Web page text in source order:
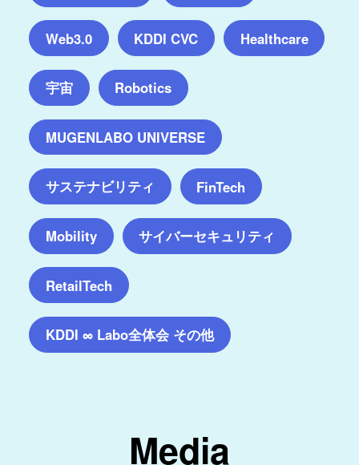
Web3.0 KDDI CVC Healthcare
宇宙 Robotics
MUGENLABO UNIVERSE
サステナビリティ FinTech
Mobility サイバーセキュリティ
RetailTech
KDDI ∞ Labo全体会 その他
Media